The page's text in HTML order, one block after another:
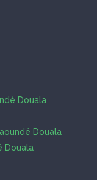
Douala
Douala
Douala